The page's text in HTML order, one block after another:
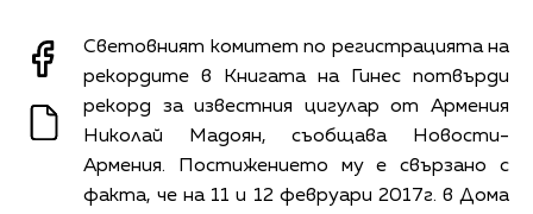
Световният комитет по регистрацията на
рекордите в Книгата на Гинес потвърди
рекорд за известния цигулар от Армения
Николай Мадоян, съобщава Новости-
Армения. Постижението му е свързано с
факта, че на 11 и 12 февруари 2017г. в Дома